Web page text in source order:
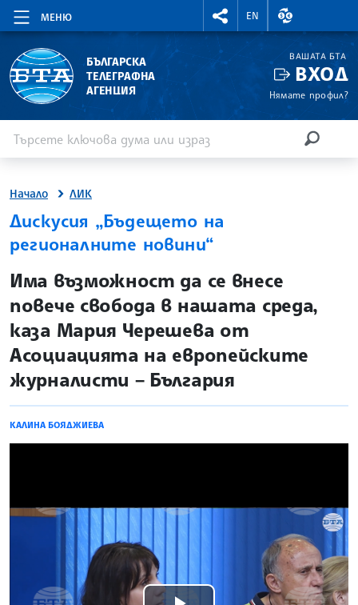
МЕНЮ
RIGHTMENU.SOCIAL
EN
ВАЛУТНИ
БЪЛГАРСКА
ТЕЛЕГРАФНА
АГЕНЦИЯ
ВАШАТА БТА
ВХОД
Нямате профил?
Начало ЛИК
Дискусия „Бъдещето на
регионалните новини“
site.bta
Има възможност да се внесе
повече свобода в нашата среда,
каза Мария Черешева от
Асоциацията на европейските
журналисти – България
КАЛИНА БОЯДЖИЕВА